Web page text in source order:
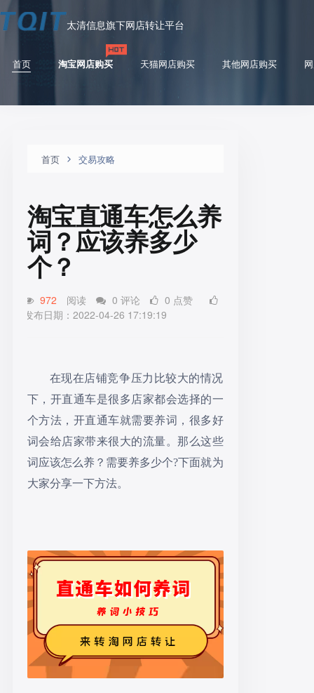
太清信息旗下网店转让平台
首页 淘宝网店购买 天猫网店购买 其他网店购买
首页 交易攻略
淘宝直通车怎么养
词？应该养多少
个？
972 阅读 0 评论
0 点赞
发布日期：2022-04-26 17:19:19
在现在店铺竞争压力比较大的情况
下，开直通车是很多店家都会选择的一
个方法，开直通车就需要养词，很多好
词会给店家带来很大的流量。那么这些
词应该怎么养？需要养多少个?下面就为
大家分享一下方法。